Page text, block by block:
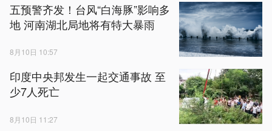
五预警齐发！台风“白海豚”影响多
地 河南湖北局地将有特大暴雨
8月10日 10:57
印度中央邦发生一起交通事故 至
少7人死亡
8月10日 11:27